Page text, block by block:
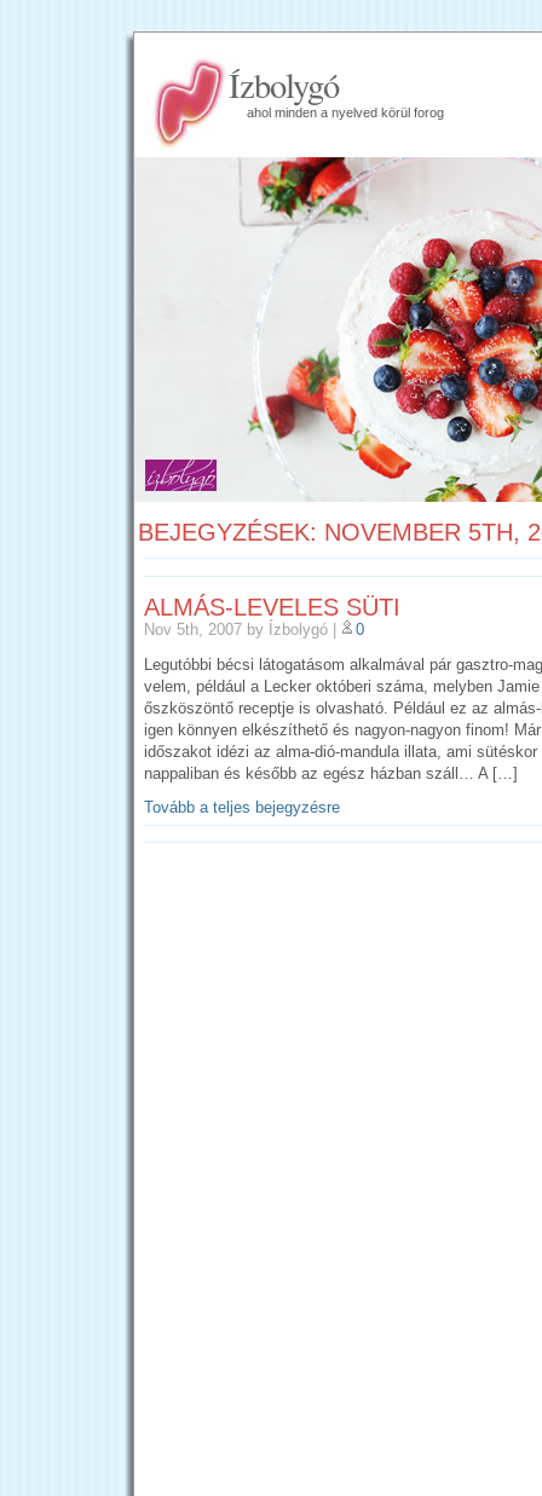
Ízbolygó
ahol minden a nyelved körül forog
BEJEGYZÉSEK: NOVEMBER 5TH,
ALMÁS-LEVELES SÜTI
Nov 5th, 2007 by Ízbolygó
0
Legutóbbi bécsi látogatásom alkalmával pár gasztro-
velem, például a Lecker októberi száma, melyben
őszköszöntő receptje is olvasható. Például ez az
igen könnyen elkészíthető és nagyon-nagyon finom!
időszakot idézi az alma-dió-mandula illata, ami
nappaliban és később az egész házban száll… A […]
Tovább a teljes bejegyzésre